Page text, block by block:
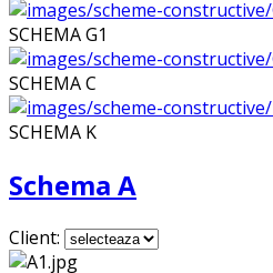
SCHEMA G1
SCHEMA C
SCHEMA K
Schema A
Client: